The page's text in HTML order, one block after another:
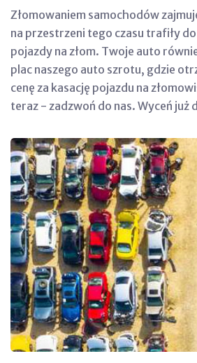
Złomowaniem samochodów
na przestrzeni tego czasu trafiły
pojazdy na złom. Twoje auto
plac naszego auto szrotu, gdzie
cenę za kasację pojazdu na
teraz - zadzwoń do nas. Wyceń już